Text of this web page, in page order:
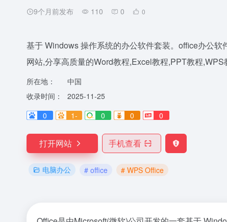
9个月前发布 110 0 0
基于 Windows 操作系统的办公软件套装。office办公
网站,分享高质量的Word教程,Excel教程,PPT教程,WPS
所在地：
中国
收录时间：
2025-11-25
0
1- 0 0 0
打开网站 手机查看
电脑办公 # office # WPS Office